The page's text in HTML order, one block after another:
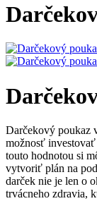
Darčekový poukaz
možnosť investovať
touto hodnotou si
vytvoriť plán na
darček nie je len o
trvácneho zdravia,